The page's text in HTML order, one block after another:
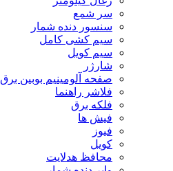
سر شمع
سنسور دنده شمار
سیم کشی کامل
سیم کویل
شارژر
صفحه آلومینیم بوبین برق
فلاشر راهنما
فلکه برق
فیش ها
فیوز
کویل
محافظ هدلایت